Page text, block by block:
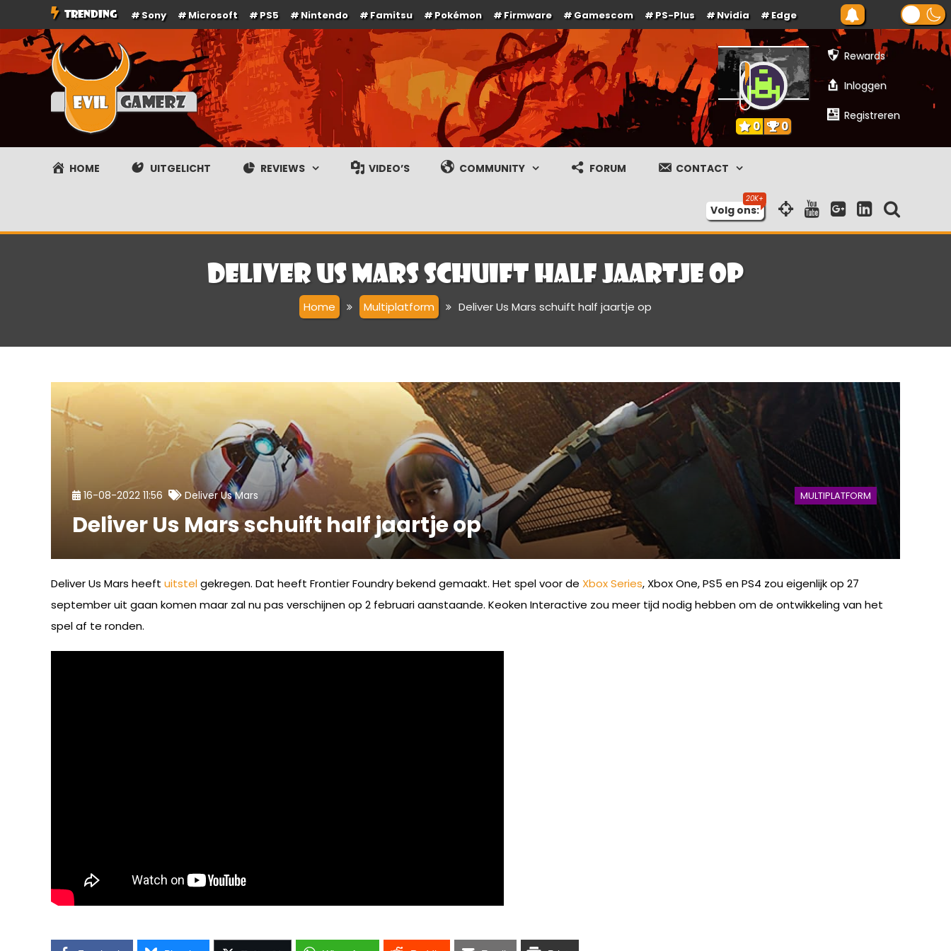
naar
de
TRENDING Sony Microsoft PS5 Nintendo Famitsu Pokémon Firmware Gamescom PS-Plus Nvidia Edge
Evilgamerz
Het meest interessante game nieuws, reviews, coverage en gameplay streams
Rewards
Inloggen
Registreren
0 0
HOME UITGELICHT REVIEWS VIDEO’S COMMUNITY FORUM CONTACT
Volg ons:
Deliver Us Mars schuift half jaartje op
Home Multiplatform Deliver Us Mars schuift half jaartje op
MULTIPLATFORM
16-08-2022 11:56 Deliver Us Mars
Deliver Us Mars schuift half jaartje op
Deliver Us Mars heeft uitstelgekregen. Dat heeft Frontier Foundry bekend gemaakt. Het spel voor de Xbox Series, Xbox One, PS5 en PS4 zou eigenlijk op 27
september uit gaan komen maar zal nu pas verschijnen op 2 februari aanstaande. Keoken Interactive zou meer tijd nodig hebben om de ontwikkeling van het
spel af te ronden.